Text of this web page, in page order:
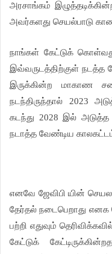
அரசாங்கம்
அவர்களது செயல்பாடு
நாங்கள் கேட்டுக்
இவ்வருடத்திற்குள் நடத்த
இருக்கின்ற மாகாண
நடந்திருந்தால் 2023
கடந்து 2028 இல்
நடாத்த வேண்டிய
எனவே ஜேவிபி யின்
தேர்தல் நடைபெறாது எனக
பற்றி எதுவும்
கேட்டுக்